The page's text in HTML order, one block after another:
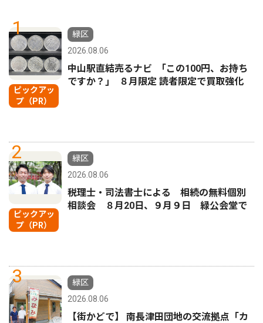
1
ピックアッ
プ（PR）
緑区
2026.08.06
中山駅直結売るナビ ｢この100円、お持ち
ですか？｣ ８月限定 読者限定で買取強化
2
ピックアッ
プ（PR）
緑区
2026.08.06
税理士・司法書士による 相続の無料個別
相談会 ８月20日、９月９日 緑公会堂で
3
緑区
2026.08.06
【街かどで】 南長津田団地の交流拠点「カ